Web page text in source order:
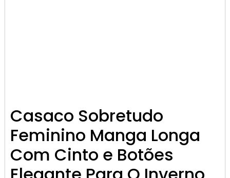
Casaco Sobretudo
Feminino Manga Longa
Com Cinto e Botões